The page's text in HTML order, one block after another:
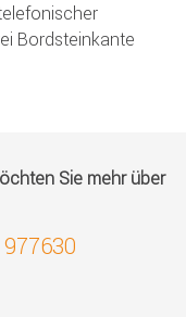
Bordsteinkante
Sie mehr über